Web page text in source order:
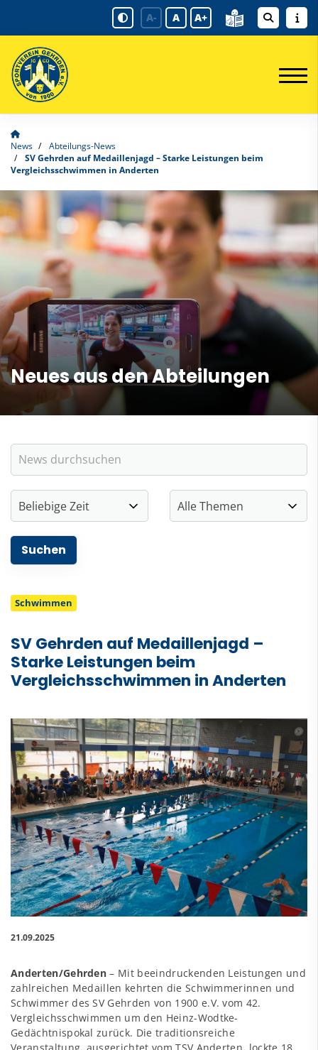
A- A A+
News
Abteilungs-News
SV Gehrden auf Medaillenjagd – Starke Leistungen beim
Vergleichsschwimmen in Anderten
Neues aus den Abteilungen
Schwimmen
SV Gehrden auf Medaillenjagd –
Starke Leistungen beim
Vergleichsschwimmen in Anderten
21.09.2025
Anderten/Gehrden– Mit beeindruckenden Leistungen und
zahlreichen Medaillen kehrten die Schwimmerinnen und
Schwimmer des SV Gehrden von 1900 e.V. vom 42.
Vergleichsschwimmen um den Heinz-Wodtke-
Gedächtnispokal zurück. Die traditionsreiche